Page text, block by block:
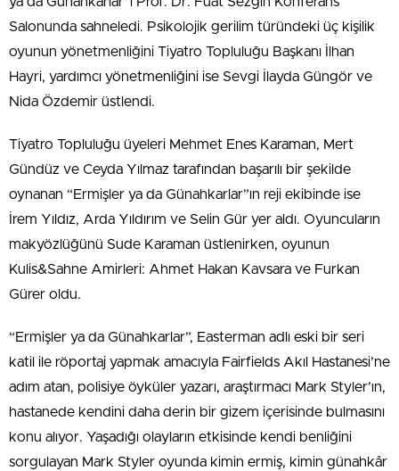
Salonunda sahneledi. Psikolojik gerilim türündeki üç kişilik
oyunun yönetmenliğini Tiyatro Topluluğu Başkanı İlhan
Hayri, yardımcı yönetmenliğini ise Sevgi İlayda Güngör ve
Nida Özdemir üstlendi.
Tiyatro Topluluğu üyeleri Mehmet Enes Karaman, Mert
Gündüz ve Ceyda Yılmaz tarafından başarılı bir şekilde
oynanan “Ermişler ya da Günahkarlar”ın reji ekibinde ise
İrem Yıldız, Arda Yıldırım ve Selin Gür yer aldı. Oyuncuların
makyözlüğünü Sude Karaman üstlenirken, oyunun
Kulis&Sahne Amirleri: Ahmet Hakan Kavsara ve Furkan
Gürer oldu.
“Ermişler ya da Günahkarlar”, Easterman adlı eski bir seri
katil ile röportaj yapmak amacıyla Fairfields Akıl Hastanesi’ne
adım atan, polisiye öyküler yazarı, araştırmacı Mark Styler’ın,
hastanede kendini daha derin bir gizem içerisinde bulmasını
konu alıyor. Yaşadığı olayların etkisinde kendi benliğini
sorgulayan Mark Styler oyunda kimin ermiş, kimin günahkâr